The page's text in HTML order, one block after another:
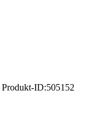
Produkt-ID:505152